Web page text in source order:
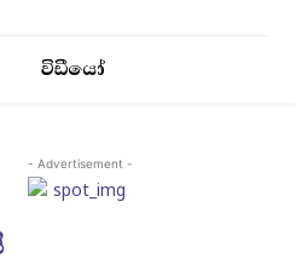
විඩීයෝ
- Advertisement -